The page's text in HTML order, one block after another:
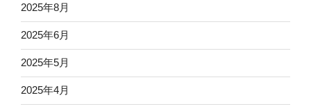
2025年8月
2025年6月
2025年5月
2025年4月